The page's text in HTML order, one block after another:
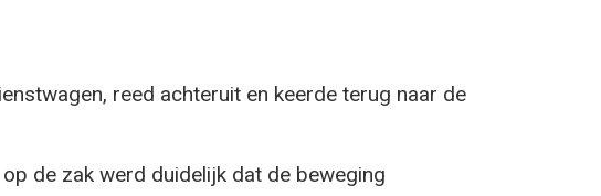
reed achteruit en keerde terug naar de
de zak werd duidelijk dat de beweging